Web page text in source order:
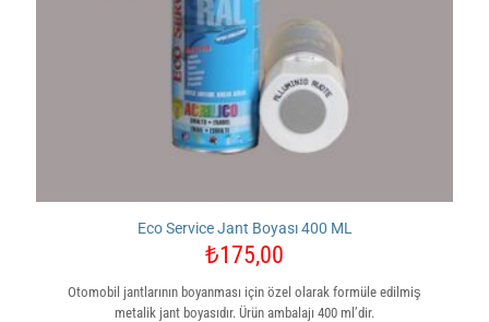
Eco Service Jant Boyası 400 ML
₺175,00
Otomobil jantlarının boyanması için özel olarak formüle edilmiş
metalik jant boyasıdır. Ürün ambalajı 400 ml’dir.